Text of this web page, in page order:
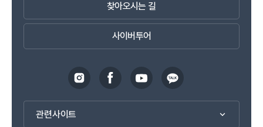
찾아오시는 길
사이버투어
관련사이트